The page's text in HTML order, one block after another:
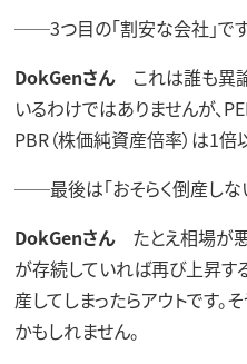
──3つ目の「割安な会社」です
DokGenさんこれは誰も異論
いるわけではありませんが、
PBR（株価純資産倍率）は1倍
──最後は「おそらく倒産しな
DokGenさんたとえ相場が悪
が存続していれば再び上昇す
産してしまったらアウトです
かもしれません。